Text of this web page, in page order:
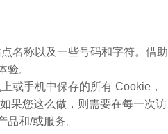
名称以及一些号码和字符。借助
。
或手机中保存的所有 Cookie，
果您这么做，则需要在每一次访
和/或服务。